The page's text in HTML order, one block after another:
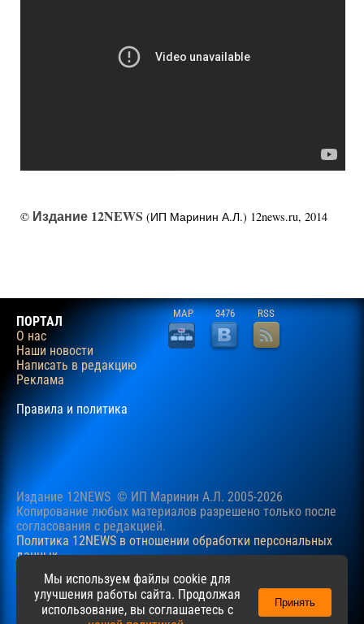
© Издание 12NEWS (ИП Маринин А.Л.) 12news.ru, 2014
ПОРТАЛ
О нас
Наши новости
Написать в редакцию
Реклама
Правила и политика
MAP 3476 RSS
Издание 12NEWS © ИП Маринин А.Л. 2005-2026
Копирование любых материалов разрешено только после
согласования c редакцией.
Политика 12NEWS в отношении обработки персональных
данных
Наш сайт использует файлы cookie для учучшения
пользовательского опыта. Продолжая просматривать сайт,
вы соглашаетесь с нашейПолитикойв отношении файлов
Мы используем файлы cookie для
улучшения работы сайта. Продолжая
использование, вы соглашаетесь с
Принять